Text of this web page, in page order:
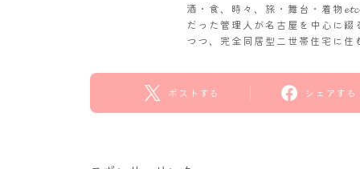
酒・食、時々、旅・舞台・着物
だった管理人が名古屋を中心に
つつ、完全同居型二世帯住宅に
ポストする シェアする